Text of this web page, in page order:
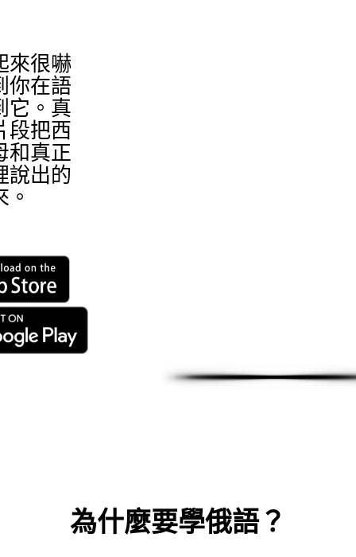
來很嚇
你在語
它。真
段把西
和真正
說出的
為什麼要學俄語？